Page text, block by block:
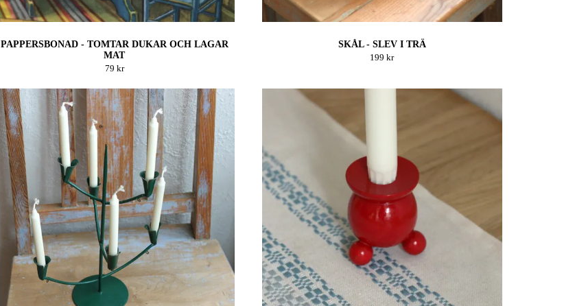
PAPPERSBONAD - TOMTAR DUKAR OCH LAGAR
MAT
79 kr
SKÅL - SLEV I TRÄ
199 kr